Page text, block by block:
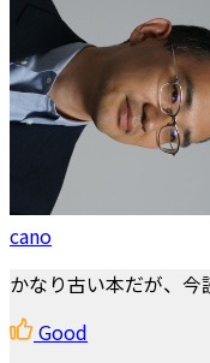
cano
かなり古い本だが、今
Good